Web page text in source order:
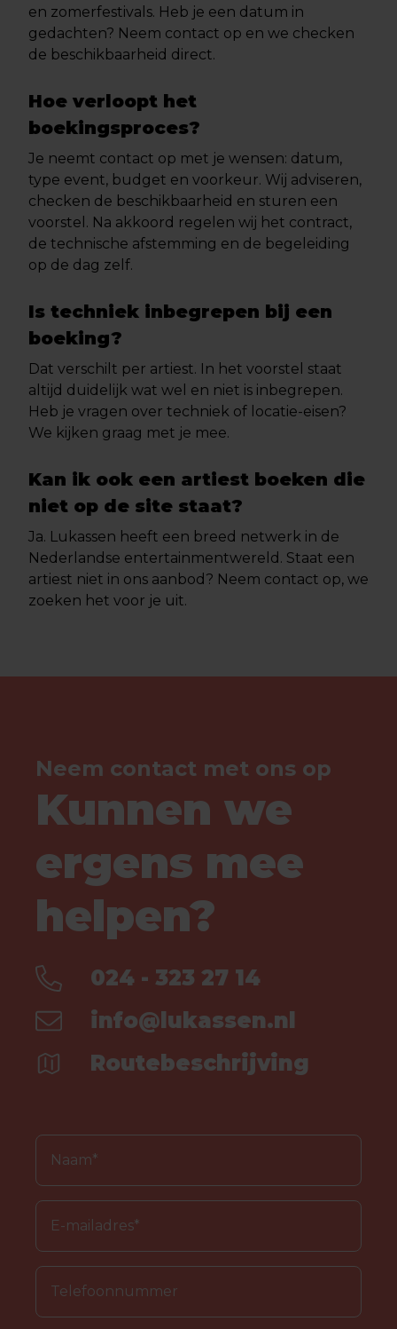
en zomerfestivals. Heb je een datum in
gedachten? Neem contact op en we checken
de beschikbaarheid direct.
Hoe verloopt het
boekingsproces?
Je neemt contact op met je wensen: datum,
type event, budget en voorkeur. Wij adviseren,
checken de beschikbaarheid en sturen een
voorstel. Na akkoord regelen wij het contract,
de technische afstemming en de begeleiding
op de dag zelf.
Is techniek inbegrepen bij een
boeking?
Dat verschilt per artiest. In het voorstel staat
altijd duidelijk wat wel en niet is inbegrepen.
Heb je vragen over techniek of locatie-eisen?
We kijken graag met je mee.
Kan ik ook een artiest boeken die
niet op de site staat?
Ja. Lukassen heeft een breed netwerk in de
Nederlandse entertainmentwereld. Staat een
artiest niet in ons aanbod? Neem contact op, we
zoeken het voor je uit.
Neem contact met ons op
Kunnen we
ergens mee
helpen?
024 - 323 27 14
info@lukassen.nl
Routebeschrijving